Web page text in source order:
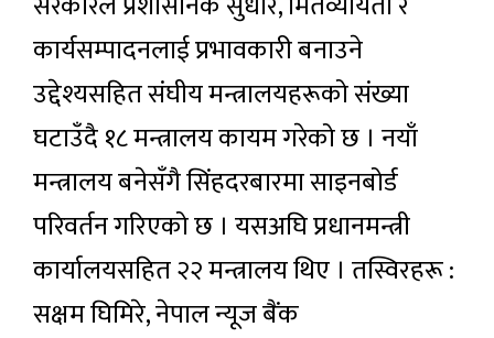
कार्यसम्पादनलाई प्रभावकारी बनाउने
उद्देश्यसहित संघीय मन्त्रालयहरूको संख्या
घटाउँदै १८ मन्त्रालय कायम गरेको छ । नयाँ
मन्त्रालय बनेसँगै सिंहदरबारमा साइनबोर्ड
परिवर्तन गरिएको छ । यसअघि प्रधानमन्त्री
कार्यालयसहित २२ मन्त्रालय थिए । तस्विरहरू :
सक्षम घिमिरे, नेपाल न्यूज बैंक